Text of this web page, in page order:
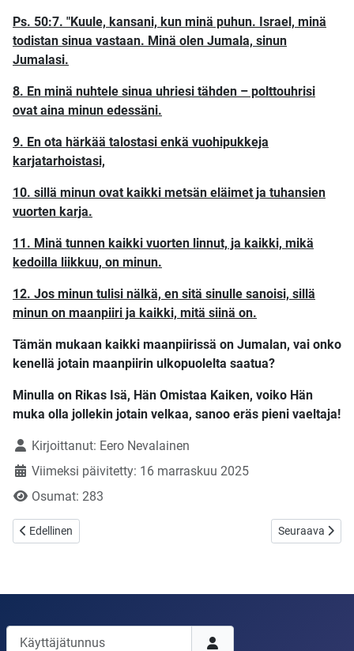
Ps. 50:7. "Kuule, kansani, kun minä puhun. Israel, minä
todistan sinua vastaan. Minä olen Jumala, sinun
Jumalasi.
8. En minä nuhtele sinua uhriesi tähden – polttouhrisi
ovat aina minun edessäni.
9. En ota härkää talostasi enkä vuohipukkeja
karjatarhoistasi,
10. sillä minun ovat kaikki metsän eläimet ja tuhansien
vuorten karja.
11. Minä tunnen kaikki vuorten linnut, ja kaikki, mikä
kedoilla liikkuu, on minun.
12. Jos minun tulisi nälkä, en sitä sinulle sanoisi, sillä
minun on maanpiiri ja kaikki, mitä siinä on.
Tämän mukaan kaikki maanpiirissä on Jumalan, vai onko
kenellä jotain maanpiirin ulkopuolelta saatua?
Minulla on Rikas Isä, Hän Omistaa Kaiken, voiko Hän
muka olla jollekin jotain velkaa, sanoo eräs pieni vaeltaja!
TietojaKirjoittanut: Eero Nevalainen
Viimeksi päivitetty: 16 marraskuu 2025
Osumat: 283
Edellinen artikkeli: Toivoton tilanne – ulkona kaikki kuolee, vai
Edellinen Seuraava
Seuraava
Käyttäjätunnus